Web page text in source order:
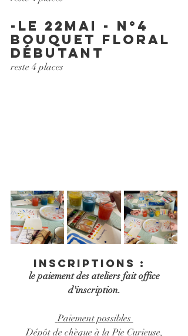
-le 22MAi - N°4
bouquet floral
débutant
reste 4 places
Inscriptions :
d'inscription.
Paiement possibles
Dépôt de chèque à la Pie Curieuse,